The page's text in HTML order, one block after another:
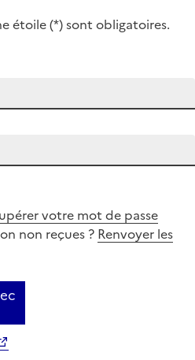
étoile (*) sont obligatoires.
votre mot de passe
non reçues ? Renvoyer les